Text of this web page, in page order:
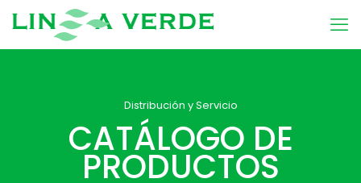
Distribución y Servicio
CATÁLOGO DE
PRODUCTOS